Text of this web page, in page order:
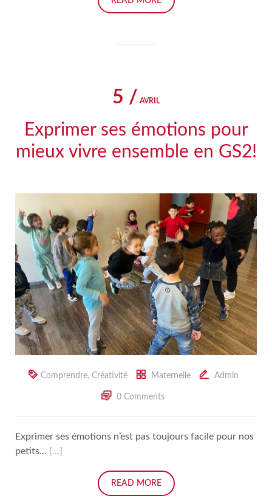
5 / AVRIL
Exprimer ses émotions pour
mieux vivre ensemble en GS2!
Comprendre, Créativité Maternelle Admin
0 Comments
Exprimer ses émotions n’est pas toujours facile pour nos
petits...
[…]
READ MORE